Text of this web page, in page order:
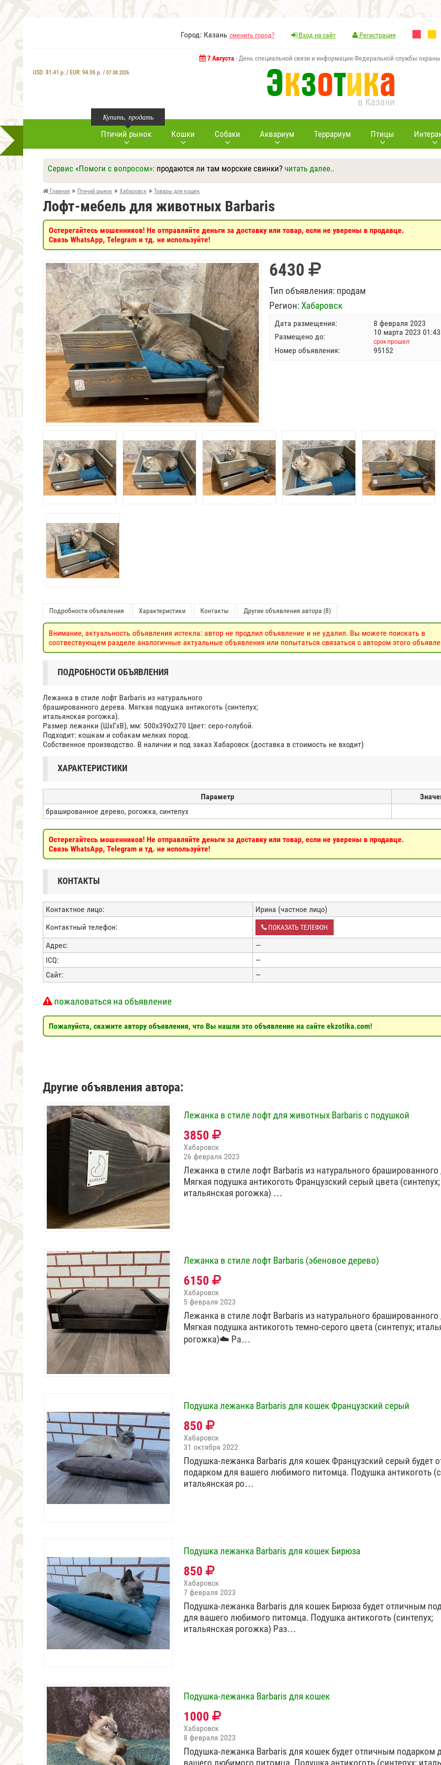
Город: Казань сменить город? Вход на сайт Регистрация
7 Августа - День специальной связи и информации Федеральной службы
USD: 81.41 р. / EUR: 94.06 р. / 07.08.2026
в Казани
Купить, продать
Птичий рынок Кошки Собаки Аквариум Террариум Птицы
Сервис «Помоги с вопросом»: продаются ли там морские свинки? читать далее..
Ответить Другие вопросы
Задать вопрос
Главная » Птичий рынок » Хабаровск » Товары для кошек
Лофт-мебель для животных Barbaris
Остерегайтесь мошенников! Не отправляйте деньги за доставку или товар, если не уверены в продавце.
Связь WhatsApp, Telegram и тд. не используйте!
6430
Тип объявления:продам
Регион:Хабаровск
Дата размещения:
8 февраля 2023
Размещено до:
10 марта 2023 01:43
срок прошел
Номер объявления: 95152
Подробности объявления Характеристики Контакты Другие объявления автора (8)
Внимание, актуальность объявления истекла: автор не продлил объявление и не удалил. Вы можете поискать в
соотвествующем разделе аналогичные актуальные объявления или попытаться связаться с автором этого
ПОДРОБНОСТИ ОБЪЯВЛЕНИЯ
Лежанка в стиле лофт Barbaris из натурального
брашированного дерева. Мягкая подушка антикоготь (синтепух;
итальянская рогожка).
Размер лежанки (ШхГхВ), мм: 500х390х270 Цвет: серо-голубой.
Подходит: кошкам и собакам мелких пород.
Собственное производство. В наличии и под заказ Хабаровск (доставка в стоимость не входит)
ХАРАКТЕРИСТИКИ
Параметр
брашированное дерево, рогожка, синтепух
Остерегайтесь мошенников! Не отправляйте деньги за доставку или товар, если не уверены в продавце.
Связь WhatsApp, Telegram и тд. не используйте!
КОНТАКТЫ
Контактное лицо:
Ирина (частное лицо)
Контактный телефон:
ПОКАЗАТЬ ТЕЛЕФОН
Адрес:
—
ICQ:
—
Сайт:
—
пожаловаться на объявление
Пожалуйста, скажите автору объявления, что Вы нашли это объявление на сайте ekzotika.com!
Другие объявления автора:
Лежанка в стиле лофт для животных Barbaris с подушкой
3850
Хабаровск
26 февраля 2023
Лежанка в стиле лофт Barbaris из натурального брашированного
Мягкая подушка антикоготь Французский серый цвета (синтепух;
итальянская рогожка) …
Лежанка в стиле лофт Barbaris (эбеновое дерево)
6150
Хабаровск
5 февраля 2023
Лежанка в стиле лофт Barbaris из натурального брашированного
Мягкая подушка антикоготь темно-серого цвета (синтепух;
рогожка)☁️ Ра…
Подушка лежанка Barbaris для кошек Французский серый
850
Хабаровск
31 октября 2022
Подушка-лежанка Barbaris для кошек Французский серый будет
подарком для вашего любимого питомца. Подушка антикоготь
итальянская ро…
Подушка лежанка Barbaris для кошек Бирюза
850
Хабаровск
7 февраля 2023
Подушка-лежанка Barbaris для кошек Бирюза будет отличным
для вашего любимого питомца. Подушка антикоготь (синтепух;
итальянская рогожка)️ Раз…
Подушка-лежанка Barbaris для кошек
1000
Хабаровск
8 февраля 2023
Подушка-лежанка Barbaris для кошек будет отличным подарком